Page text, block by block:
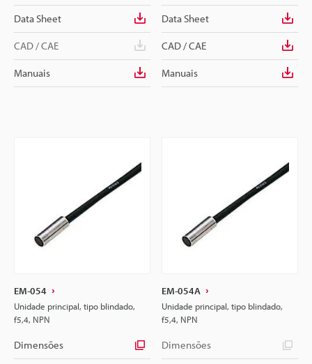
Data Sheet
CAD / CAE
Manuais
Data Sheet
CAD / CAE
Manuais
EM-054
Unidade principal, tipo blindado,
f5,4, NPN
Dimensões
EM-054A
Unidade principal, tipo blindado,
f5,4, NPN
Dimensões